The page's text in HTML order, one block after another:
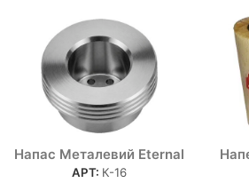
Напас Металевий Eternal
АРТ: К-16